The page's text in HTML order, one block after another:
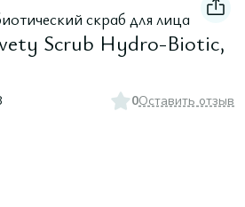
скраб для лица
Scrub Hydro-Biotic,
0Оставить отзыв